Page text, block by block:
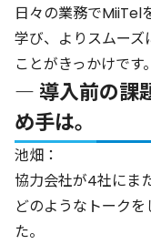
日々の業務でMiiTel
学び、よりスムー
ことがきっかけです。
― 導入前の課
め手は。
池畑：
協力会社が4社にま
どのようなトーク
た。